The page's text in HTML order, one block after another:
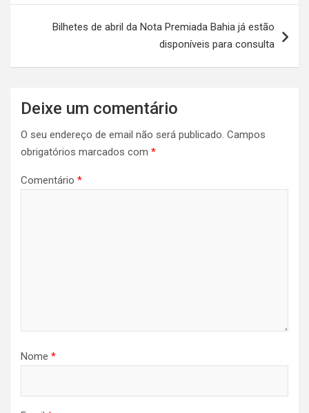
Bilhetes de abril da Nota Premiada Bahia já estão
disponíveis para consulta
Deixe um comentário
O seu endereço de email não será publicado. Campos
obrigatórios marcados com *
Comentário *
Nome *